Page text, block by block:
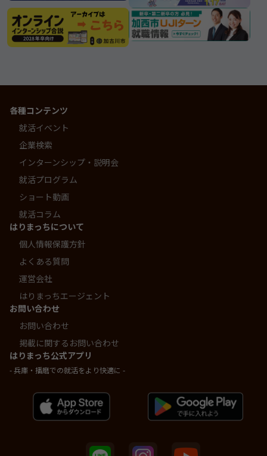
各種コンテンツ
就活イベント
企業検索
インターンシップ・説明会
就活プログラム
ショート動画
就活コラム
はりまっちについて
個人情報保護方針
よくある質問
運営会社
はりまっちエージェント
お問い合わせ
お問い合わせ
掲載に関するお問い合わせ
はりまっち公式アプリ
- 兵庫・播磨での就活をより快適に -